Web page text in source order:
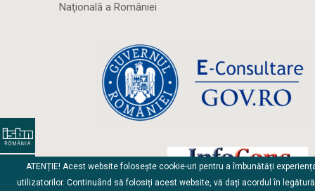
Naţională a României
ATENȚIE! Acest website folosește cookie-uri pentru a îmbunătăți
utilizatorilor. Continuând să folosiți acest website, vă dați acordul în